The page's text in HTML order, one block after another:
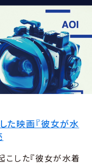
た映画『彼女が水
こした『彼女が水着